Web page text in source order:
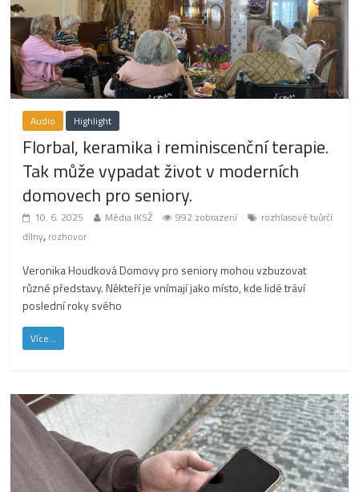
Audio Highlight
Florbal, keramika i reminiscenční terapie.
Tak může vypadat život v moderních
domovech pro seniory.
10. 6. 2025 Média IKSŽ 992 zobrazení
rozhlasové tvůrčí
dílny, rozhovor
Veronika Houdková Domovy pro seniory mohou vzbuzovat
různé představy. Někteří je vnímají jako místo, kde lidé tráví
poslední roky svého
Více...